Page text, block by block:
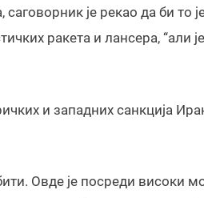
је рекао да би то
ракета и лансера, “али
и западних санкција
Овде је посреди